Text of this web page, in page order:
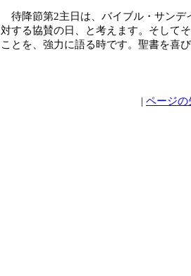
待降節第2主日は、バイブル・サンデ
対する協賛の日、と考えます。そして
ことを、強力に語る時です。聖書を喜
| ページの